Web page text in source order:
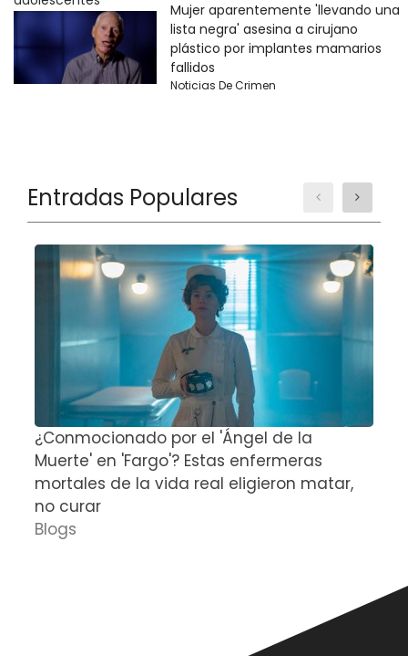
Mujer aparentemente 'llevando una
lista negra' asesina a cirujano
plástico por implantes mamarios
fallidos
Noticias De Crimen
Entradas Populares
¿Conmocionado por el 'Ángel de la
Muerte' en 'Fargo'? Estas enfermeras
mortales de la vida real eligieron matar,
no curar
Blogs